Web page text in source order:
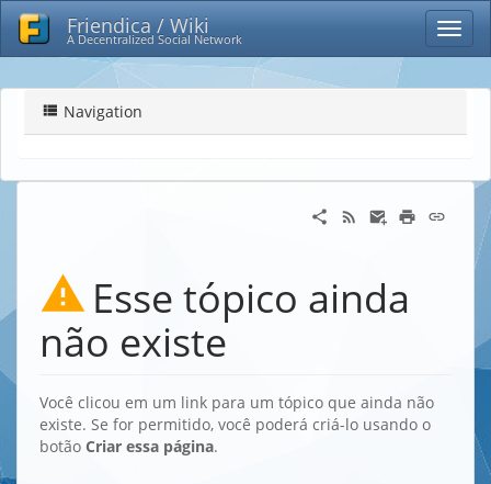
Friendica / Wiki
A Decentralized Social Network
Navigation
Esse tópico ainda
não existe
Você clicou em um link para um tópico que ainda não
existe. Se for permitido, você poderá criá-lo usando o
botão Criar essa página.